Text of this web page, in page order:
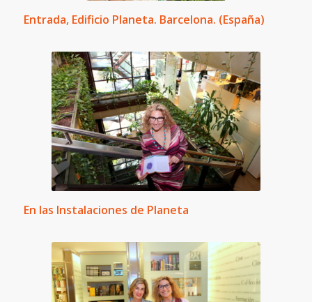
Entrada, Edificio Planeta. Barcelona. (España)
En las Instalaciones de Planeta